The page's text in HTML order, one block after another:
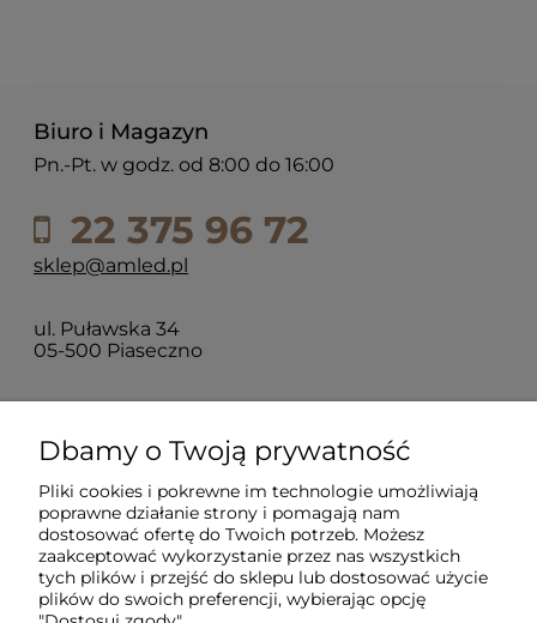
Biuro i Magazyn
Pn.-Pt. w godz. od 8:00 do 16:00
22 375 96 72
sklep@amled.pl
ul. Puławska 34
05-500 Piaseczno
Dla klientów
Informacje
O firmie
Dbamy o Twoją prywatność
Pliki cookies i pokrewne im technologie umożliwiają
poprawne działanie strony i pomagają nam
dostosować ofertę do Twoich potrzeb. Możesz
zaakceptować wykorzystanie przez nas wszystkich
tych plików i przejść do sklepu lub dostosować użycie
plików do swoich preferencji, wybierając opcję